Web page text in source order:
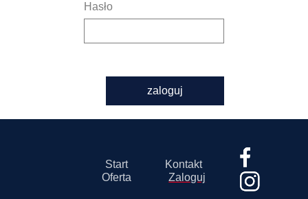
Hasło
zaloguj
Start
Kontakt
Oferta
Zaloguj